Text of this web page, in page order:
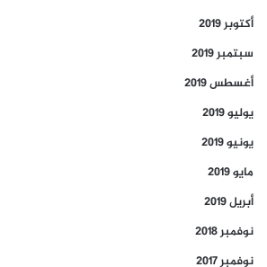
أكتوبر 2019
سبتمبر 2019
أغسطس 2019
يوليو 2019
يونيو 2019
مايو 2019
أبريل 2019
نوفمبر 2018
نوفمبر 2017